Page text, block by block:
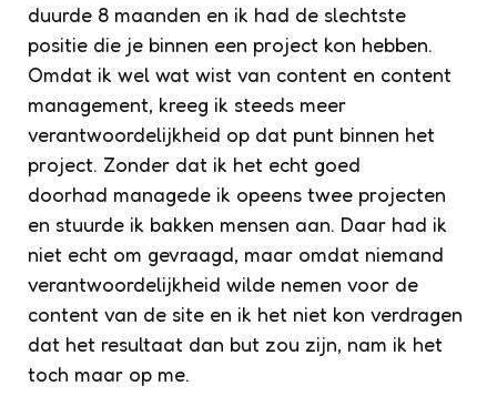
duurde 8 maanden en ik had de slechtste
positie die je binnen een project kon hebben.
Omdat ik wel wat wist van content en content
management, kreeg ik steeds meer
verantwoordelijkheid op dat punt binnen het
project. Zonder dat ik het echt goed
doorhad managede ik opeens twee projecten
en stuurde ik bakken mensen aan. Daar had ik
niet echt om gevraagd, maar omdat niemand
verantwoordelijkheid wilde nemen voor de
content van de site en ik het niet kon verdragen
dat het resultaat dan but zou zijn, nam ik het
toch maar op me.